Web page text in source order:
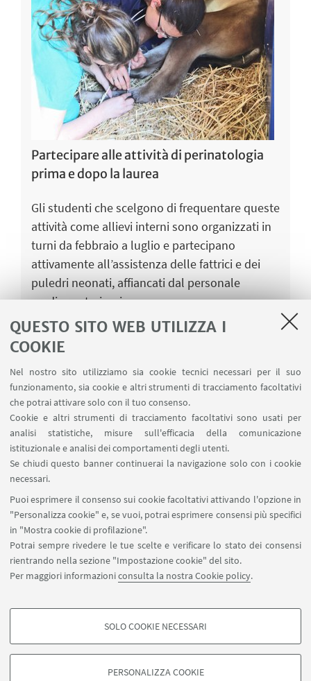
QUESTO SITO WEB UTILIZZA I
COOKIE
Nel nostro sito utilizziamo sia cookie tecnici necessari per il suo
funzionamento, sia cookie e altri strumenti di tracciamento facoltativi
che potrai attivare solo con il tuo consenso.
Cookie e altri strumenti di tracciamento facoltativi sono usati per
analisi statistiche, misure sull'efficacia della comunicazione
istituzionale e analisi dei comportamenti degli utenti.
Se chiudi questo banner continuerai la navigazione solo con i cookie
necessari.
Puoi esprimere il consenso sui cookie facoltativi attivando l'opzione in
"Personalizza cookie" e, se vuoi, potrai esprimere consensi più specifici
in "Mostra cookie di profilazione".
Potrai sempre rivedere le tue scelte e verificare lo stato dei consensi
rientrando nella sezione "Impostazione cookie" del sito.
Per maggiori informazioniconsulta la nostra Cookie policy.
COOKIE DI PROFILAZIONE - FACOLTATIVI
degli utenti, creare profili in base al loro comportamento sul sito, per analisi
SOLO COOKIE NECESSARI
PERSONALIZZA COOKIE
Partecipare alle attività di perinatologia
prima e dopo la laurea
Gli studenti che scelgono di frequentare queste
attività come allievi interni sono organizzati in
turni da febbraio a luglio e partecipano
attivamente all’assistenza delle fattrici e dei
puledri neonati, affiancati dal personale
medico veterinario.
Gli studenti dei primi anni o quelli che cercano
un impegno più saltuario e meno specializzato
possono invece partecipare come “volontari”.
L’Unità offre ai laureati l’opportunità di
trascorrere un periodo variabile da 3 a 6 mesi
presso la struttura, in veste di frequentatori
occasionali o di laureati frequentatori; il
clinical-training si basa sull’approfondimento
della perinatologia, della terapia intensiva
CHI SIAMO